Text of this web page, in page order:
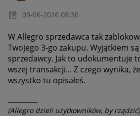
‎03-06-2026 08:30
W Allegro sprzedawca tak
Twojego 3-go zakupu. Wyjątkiem
sprzedawcy. Jak to udokumentuje
wszej transakcji... Z czego wynika,
wszystko tu opisałeś.
(Allegro dzieli użytkowników, by